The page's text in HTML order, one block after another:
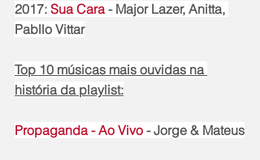
2017: Sua Cara - Major Lazer, Anitta,
Pabllo Vittar
Top 10 músicas mais ouvidas na
história da playlist:
Propaganda - Ao Vivo - Jorge & Mateus